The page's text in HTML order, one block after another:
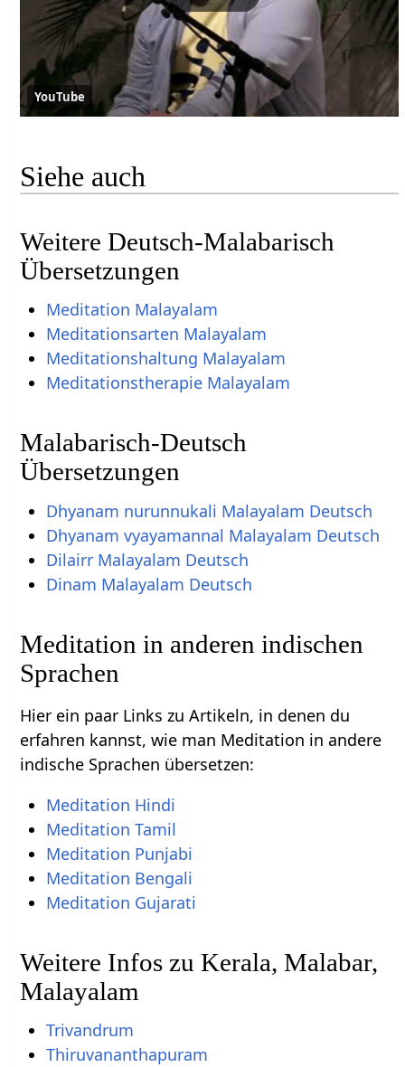
YouTube
Siehe auch
Weitere Deutsch-Malabarisch
Übersetzungen
Meditation Malayalam
Meditationsarten Malayalam
Meditationshaltung Malayalam
Meditationstherapie Malayalam
Malabarisch-Deutsch
Übersetzungen
Dhyanam nurunnukali Malayalam Deutsch
Dhyanam vyayamannal Malayalam Deutsch
Dilairr Malayalam Deutsch
Dinam Malayalam Deutsch
Meditation in anderen indischen
Sprachen
Hier ein paar Links zu Artikeln, in denen du
erfahren kannst, wie man Meditation in andere
indische Sprachen übersetzen:
Meditation Hindi
Meditation Tamil
Meditation Punjabi
Meditation Bengali
Meditation Gujarati
Weitere Infos zu Kerala, Malabar,
Malayalam
Trivandrum
Thiruvananthapuram